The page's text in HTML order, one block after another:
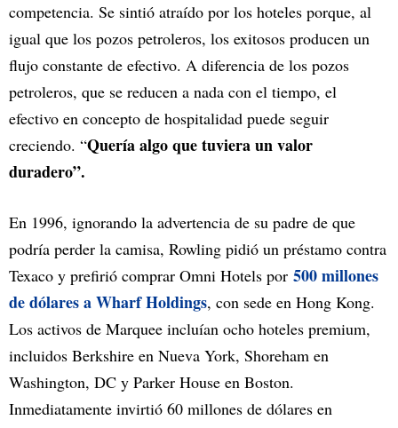
competencia. Se sintió atraído por los hoteles porque, al
igual que los pozos petroleros, los exitosos producen un
flujo constante de efectivo. A diferencia de los pozos
petroleros, que se reducen a nada con el tiempo, el
efectivo en concepto de hospitalidad puede seguir
creciendo. “Quería algo que tuviera un valor
duradero”.
En 1996, ignorando la advertencia de su padre de que
podría perder la camisa, Rowling pidió un préstamo contra
Texaco y prefirió comprar Omni Hotels por 500 millones
de dólares a Wharf Holdings, con sede en Hong Kong.
Los activos de Marquee incluían ocho hoteles premium,
incluidos Berkshire en Nueva York, Shoreham en
Washington, DC y Parker House en Boston.
Inmediatamente invirtió 60 millones de dólares en